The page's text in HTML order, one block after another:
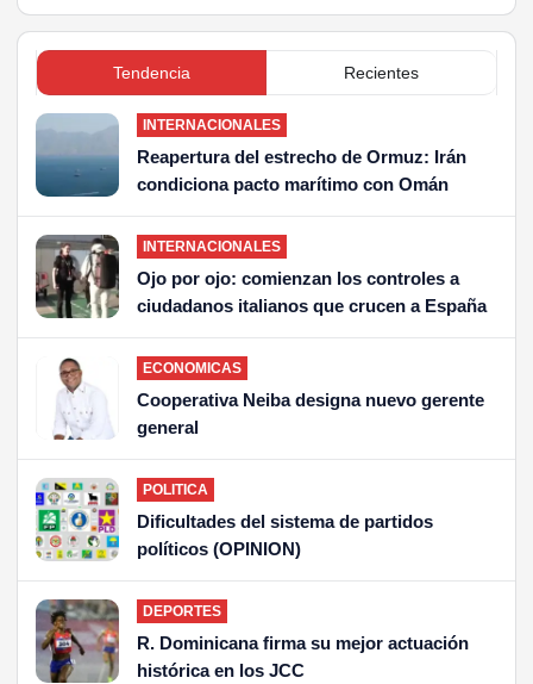
Tendencia Recientes
INTERNACIONALES
Reapertura del estrecho de Ormuz: Irán
condiciona pacto marítimo con Omán
INTERNACIONALES
Ojo por ojo: comienzan los controles a
ciudadanos italianos que crucen a España
ECONOMICAS
Cooperativa Neiba designa nuevo gerente
general
POLITICA
Dificultades del sistema de partidos
políticos (OPINION)
DEPORTES
R. Dominicana firma su mejor actuación
histórica en los JCC